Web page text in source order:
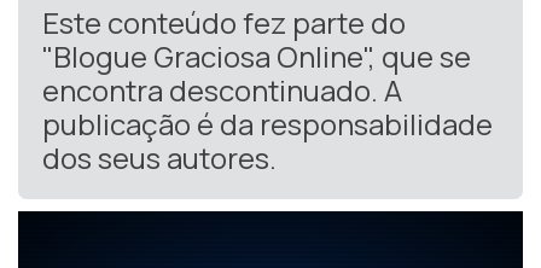
Este conteúdo fez parte do
"Blogue Graciosa Online", que se
encontra descontinuado. A
publicação é da responsabilidade
dos seus autores.